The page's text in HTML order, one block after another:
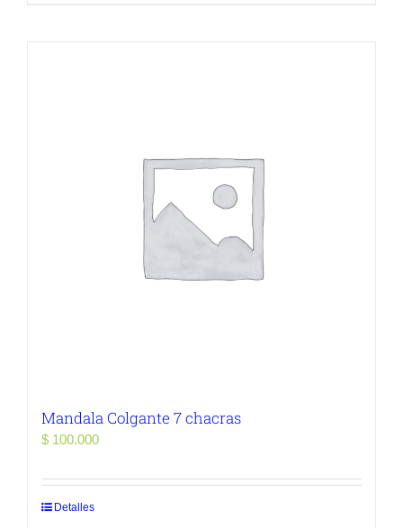
Mandala Colgante 7 chacras
$ 100.000
Detalles